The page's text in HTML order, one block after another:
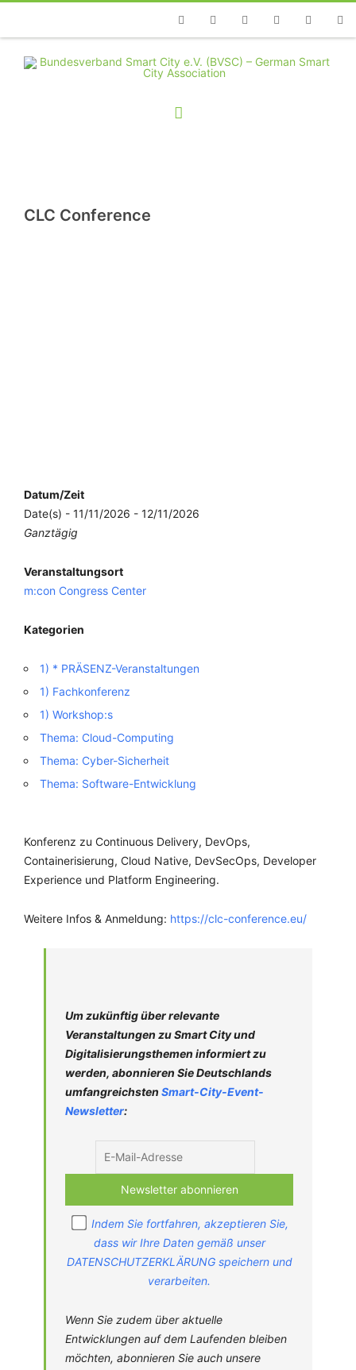
TelefonFacebookTwitterYoutubeInstagramLinkedin
CLC Conference
Datum/Zeit
Date(s) - 11/11/2026 - 12/11/2026
Ganztägig
Veranstaltungsort
m:con Congress Center
Kategorien
1) * PRÄSENZ-Veranstaltungen
1) Fachkonferenz
1) Workshop:s
Thema: Cloud-Computing
Thema: Cyber-Sicherheit
Thema: Software-Entwicklung
Konferenz zu Continuous Delivery, DevOps,
Containerisierung, Cloud Native, DevSecOps, Developer
Experience und Platform Engineering.
Weitere Infos & Anmeldung: https://clc-conference.eu/
Um zukünftig über relevante
Veranstaltungen zu Smart City und
Digitalisierungsthemen informiert zu
werden, abonnieren Sie Deutschlands
umfangreichsten Smart-City-Event-
Newsletter:
Indem Sie fortfahren, akzeptieren Sie,
dass wir Ihre Daten gemäß unser
DATENSCHUTZERKLÄRUNG speichern und
verarbeiten.
Wenn Sie zudem über aktuelle
Entwicklungen auf dem Laufenden bleiben
möchten, abonnieren Sie auch unsere